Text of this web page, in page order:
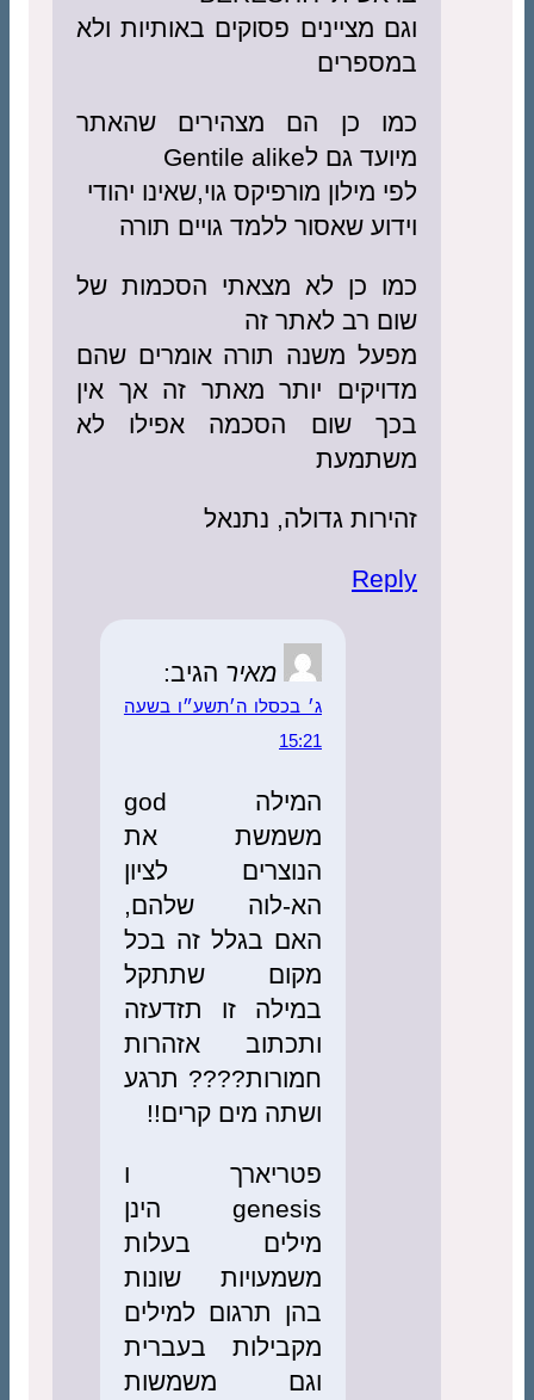
וגם מציינים פסוקים באותיות ולא
במספרים
כמו כן הם מצהירים שהאתר
מיועד גם לGentile alike
לפי מילון מורפיקס גוי,שאינו יהודי
וידוע שאסור ללמד גויים תורה
כמו כן לא מצאתי הסכמות של
שום רב לאתר זה
מפעל משנה תורה אומרים שהם
מדויקים יותר מאתר זה אך אין
בכך שום הסכמה אפילו לא
משתמעת
זהירות גדולה, נתנאל
Reply
מאיר הגיב:
ג׳ בכסלו ה׳תשע״ו בשעה
15:21
המילה god
משמשת את
הנוצרים לציון
הא-לוה שלהם,
האם בגלל זה בכל
מקום שתתקל
במילה זו תזדעזה
ותכתוב אזהרות
חמורות???? תרגע
ושתה מים קרים!!
פטריארך ו
genesis הינן
מילים בעלות
משמעויות שונות
בהן תרגום למילים
מקבילות בעברית
וגם משמשות